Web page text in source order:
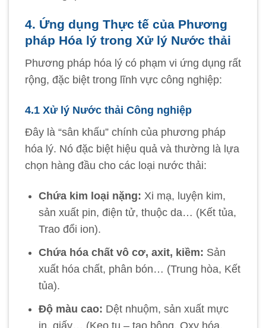
4. Ứng dụng Thực tế của Phương
pháp Hóa lý trong Xử lý Nước thải
Phương pháp hóa lý có phạm vi ứng dụng rất
rộng, đặc biệt trong lĩnh vực công nghiệp:
4.1 Xử lý Nước thải Công nghiệp
Đây là “sân khấu” chính của phương pháp
hóa lý. Nó đặc biệt hiệu quả và thường là lựa
chọn hàng đầu cho các loại nước thải:
Chứa kim loại nặng: Xi mạ, luyện kim,
sản xuất pin, điện tử, thuộc da… (Kết tủa,
Trao đổi ion).
Chứa hóa chất vô cơ, axit, kiềm: Sản
xuất hóa chất, phân bón… (Trung hòa, Kết
tủa).
Độ màu cao: Dệt nhuộm, sản xuất mực
in, giấy… (Keo tụ – tạo bông, Oxy hóa,